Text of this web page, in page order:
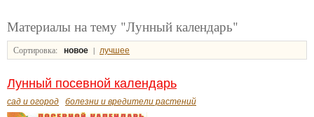
Материалы на тему "Лунный календарь"
Сортировка: новое | лучшее
Лунный посевной календарь
сад и огород болезни и вредители растений